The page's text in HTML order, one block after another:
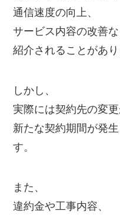
通信速度の向上、
サービス内容の改善
紹介されることがあり
しかし、
実際には契約先の変更
新たな契約期間が発
す。
また、
違約金や工事内容、